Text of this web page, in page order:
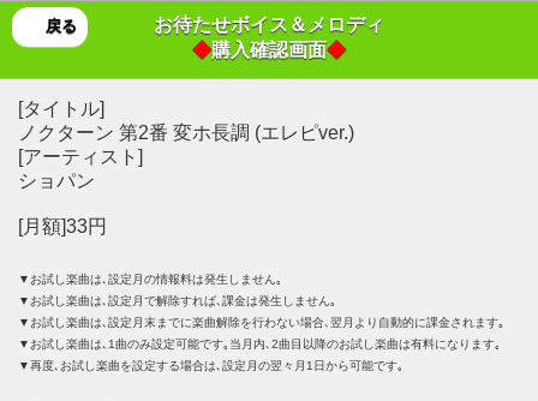
戻る
お待たせボイス＆メロディ
◆購入確認画面◆
[タイトル]
ノクターン 第2番 変ホ長調 (エレピver.)
[アーティスト]
ショパン
[月額]33円
▼お試し楽曲は､設定月の情報料は発生しません｡
▼お試し楽曲は､設定月で解除すれば､課金は発生しません｡
▼お試し楽曲は､設定月末までに楽曲解除を行わない場合､翌月より自動的に課金されます｡
▼お試し楽曲は､1曲のみ設定可能です｡当月内､2曲目以降のお試し楽曲は有料になります｡
▼再度､お試し楽曲を設定する場合は､設定月の翌々月1日から可能です｡